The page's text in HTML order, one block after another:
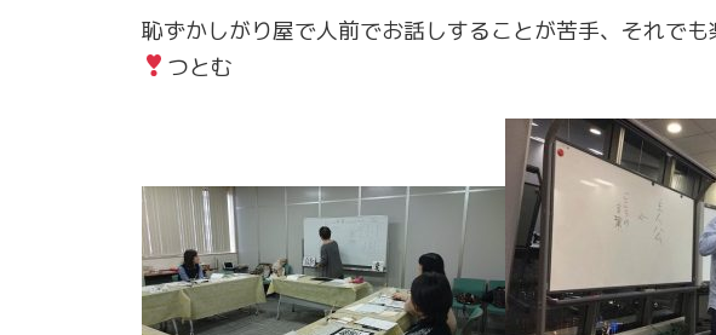
恥ずかしがり屋で人前でお話しすることが苦手、それで
つとむ